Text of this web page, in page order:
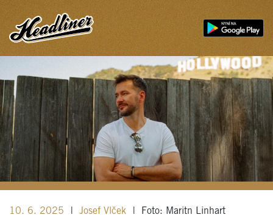
10. 6. 2025 Josef Vlček Foto: Maritn Linhart